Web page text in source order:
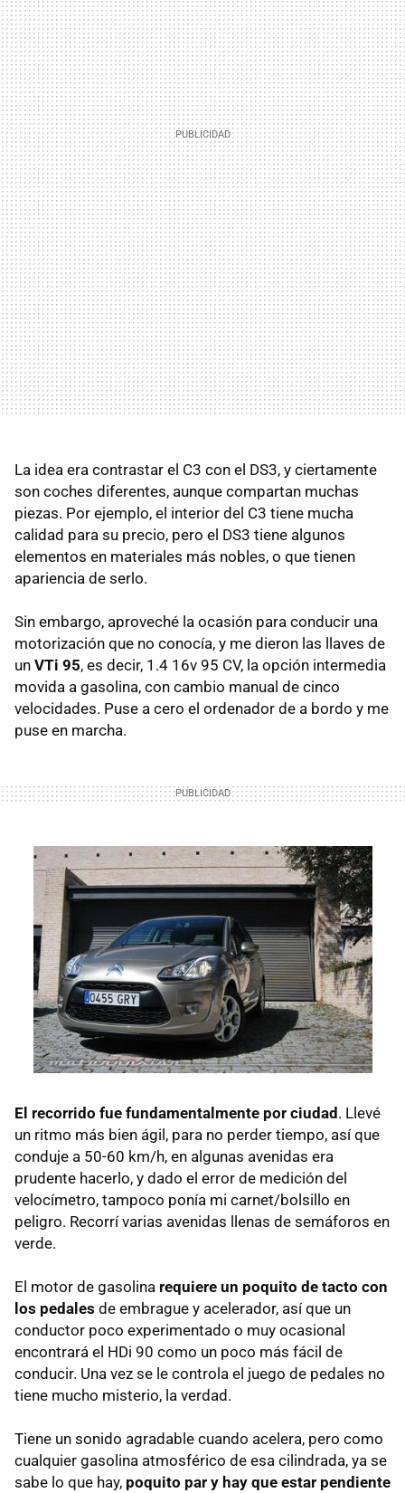
La idea era contrastar el C3 con el DS3, y ciertamente
son coches diferentes, aunque compartan muchas
piezas. Por ejemplo, el interior del C3 tiene mucha
calidad para su precio, pero el DS3 tiene algunos
elementos en materiales más nobles, o que tienen
apariencia de serlo.
Sin embargo, aproveché la ocasión para conducir una
motorización que no conocía, y me dieron las llaves de
un VTi 95, es decir, 1.4 16v 95 CV, la opción intermedia
movida a gasolina, con cambio manual de cinco
velocidades. Puse a cero el ordenador de a bordo y me
puse en marcha.
El recorrido fue fundamentalmente por ciudad . Llevé
un ritmo más bien ágil, para no perder tiempo, así que
conduje a 50-60 km/h, en algunas avenidas era
prudente hacerlo, y dado el error de medición del
velocímetro, tampoco ponía mi carnet/bolsillo en
peligro. Recorrí varias avenidas llenas de semáforos en
verde.
El motor de gasolina requiere un poquito de tacto con
los pedales de embrague y acelerador, así que un
conductor poco experimentado o muy ocasional
encontrará el HDi 90 como un poco más fácil de
conducir. Una vez se le controla el juego de pedales no
tiene mucho misterio, la verdad.
Tiene un sonido agradable cuando acelera, pero como
cualquier gasolina atmosférico de esa cilindrada, ya se
sabe lo que hay, poquito par y hay que estar pendiente